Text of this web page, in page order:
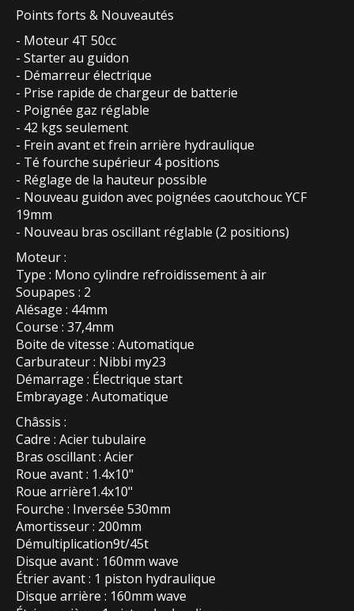
Points forts & Nouveautés
- Moteur 4T 50cc
- Starter au guidon
- Démarreur électrique
- Prise rapide de chargeur de batterie
- Poignée gaz réglable
- 42 kgs seulement
- Frein avant et frein arrière hydraulique
- Té fourche supérieur 4 positions
- Réglage de la hauteur possible
- Nouveau guidon avec poignées caoutchouc YCF
19mm
- Nouveau bras oscillant réglable (2 positions)
Moteur :
Type : Mono cylindre refroidissement à air
Soupapes : 2
Alésage : 44mm
Course : 37,4mm
Boite de vitesse : Automatique
Carburateur : Nibbi my23
Démarrage : Électrique start
Embrayage : Automatique
Châssis :
Cadre : Acier tubulaire
Bras oscillant : Acier
Roue avant : 1.4x10"
Roue arrière1.4x10"
Fourche : Inversée 530mm
Amortisseur : 200mm
Démultiplication9t/45t
Disque avant : 160mm wave
Étrier avant : 1 piston hydraulique
Disque arrière : 160mm wave